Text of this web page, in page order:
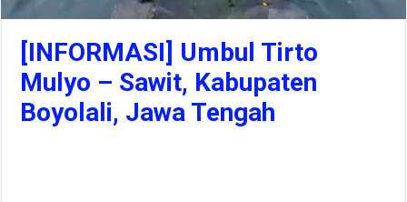
[INFORMASI] Umbul Tirto
Mulyo – Sawit, Kabupaten
Boyolali, Jawa Tengah